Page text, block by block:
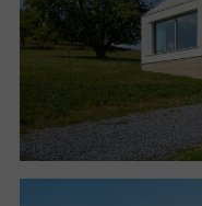
stává jednolitostí.
kompaktnosti je i
Hledání úhledné
současně s
integrální součástí